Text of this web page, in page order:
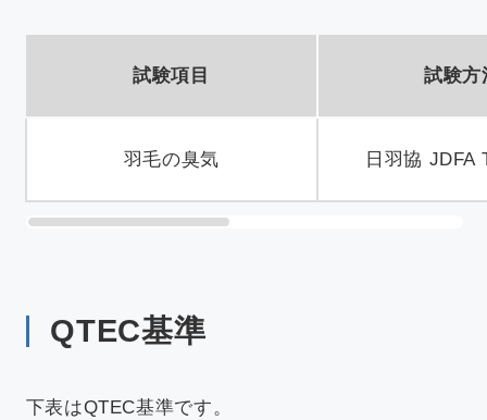
試験項目 試験方
羽毛の臭気 日羽協 JDFA
QTEC基準
下表はQTEC基準です。